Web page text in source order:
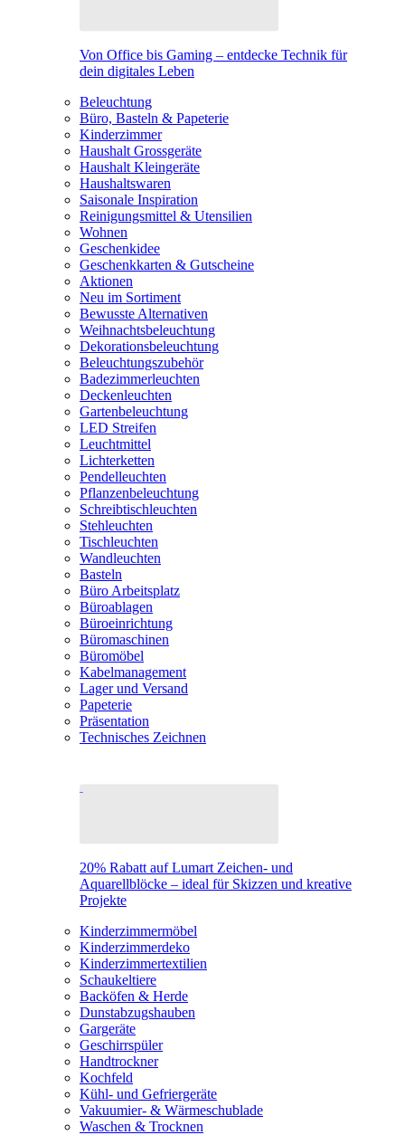
Von Office bis Gaming – entdecke Technik für
dein digitales Leben
Beleuchtung
Büro, Basteln & Papeterie
Kinderzimmer
Haushalt Grossgeräte
Haushalt Kleingeräte
Haushaltswaren
Saisonale Inspiration
Reinigungsmittel & Utensilien
Wohnen
Geschenkidee
Geschenkkarten & Gutscheine
Aktionen
Neu im Sortiment
Bewusste Alternativen
Weihnachtsbeleuchtung
Dekorationsbeleuchtung
Beleuchtungszubehör
Badezimmerleuchten
Deckenleuchten
Gartenbeleuchtung
LED Streifen
Leuchtmittel
Lichterketten
Pendelleuchten
Pflanzenbeleuchtung
Schreibtischleuchten
Stehleuchten
Tischleuchten
Wandleuchten
Basteln
Büro Arbeitsplatz
Büroablagen
Büroeinrichtung
Büromaschinen
Büromöbel
Kabelmanagement
Lager und Versand
Papeterie
Präsentation
Technisches Zeichnen
20% Rabatt auf Lumart Zeichen- und
Aquarellblöcke – ideal für Skizzen und kreative
Projekte
Kinderzimmermöbel
Kinderzimmerdeko
Kinderzimmertextilien
Schaukeltiere
Backöfen & Herde
Dunstabzugshauben
Gargeräte
Geschirrspüler
Handtrockner
Kochfeld
Kühl- und Gefriergeräte
Vakuumier- & Wärmeschublade
Waschen & Trocknen